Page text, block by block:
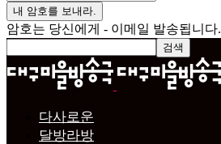
암호는 당신에게 - 이메일 발송됩니다.
다사로운
달방라방